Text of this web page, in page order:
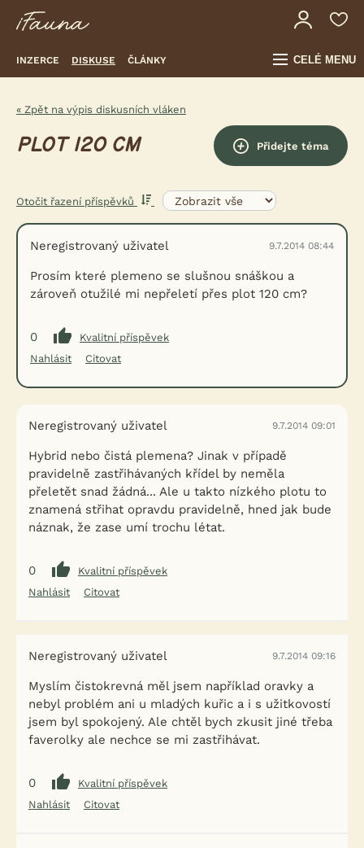
INZERCE DISKUSE ČLÁNKY CELÉ MENU
« Zpět na výpis diskusních vláken
PLOT 120 CM Přidejte téma
Otočit řazení příspěvků
Neregistrovaný uživatel 9.7.2014 08:44
Prosím které plemeno se slušnou snáškou a
zároveň otužilé mi nepřeletí přes plot 120 cm?
0
Kvalitní příspěvek
Nahlásit
Citovat
Neregistrovaný uživatel 9.7.2014 09:01
Hybrid nebo čistá plemena? Jinak v případě
pravidelně zastřihávaných křídel by neměla
přeletět snad žádná... Ale u takto nízkého plotu to
znamená střihat opravdu pravidelně, hned jak bude
náznak, že zase umí trochu létat.
0
Kvalitní příspěvek
Nahlásit
Citovat
Neregistrovaný uživatel 9.7.2014 09:16
Myslím čistokrevná měl jsem například oravky a
nebyl problém ani u mladých kuřic a i s užitkovostí
jsem byl spokojený. Ale chtěl bych zkusit jiné třeba
faverolky ale nechce se mi zastřihávat.
0
Kvalitní příspěvek
Nahlásit
Citovat